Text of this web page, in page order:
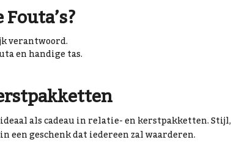
verantwoord.
en handige tas.
als cadeau in relatie- en kerstpakketten. Stijl,
geschenk dat iedereen zal waarderen.